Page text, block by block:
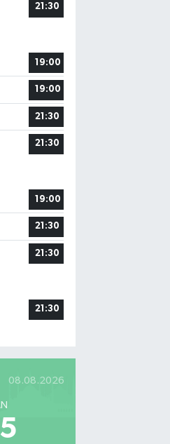
21:30
19:00
19:00
21:30
21:30
19:00
21:30
21:30
21:30
08.08.2026